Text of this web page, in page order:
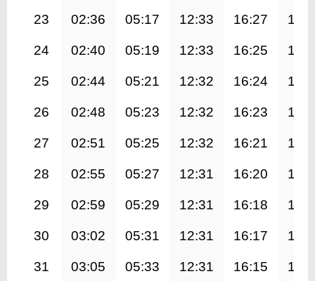
23 02:36 05:17 12:33 16:27
24 02:40 05:19 12:33 16:25
25 02:44 05:21 12:32 16:24
26 02:48 05:23 12:32 16:23
27 02:51 05:25 12:32 16:21
28 02:55 05:27 12:31 16:20
29 02:59 05:29 12:31 16:18
30 03:02 05:31 12:31 16:17
31 03:05 05:33 12:31 16:15